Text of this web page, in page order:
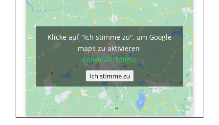
Klicke auf "Ich stimme zu", um Google
maps zu aktivieren
Cookie-Richtlinie
Ich stimme zu